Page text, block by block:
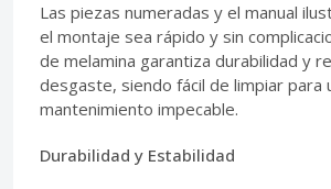
Las piezas numeradas y el manual
el montaje sea rápido y sin
de melamina garantiza durabilidad y
desgaste, siendo fácil de limpiar para
mantenimiento impecable.
Durabilidad y Estabilidad